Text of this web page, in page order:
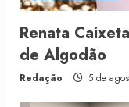
Renata
de Algodão
Redação 5 de